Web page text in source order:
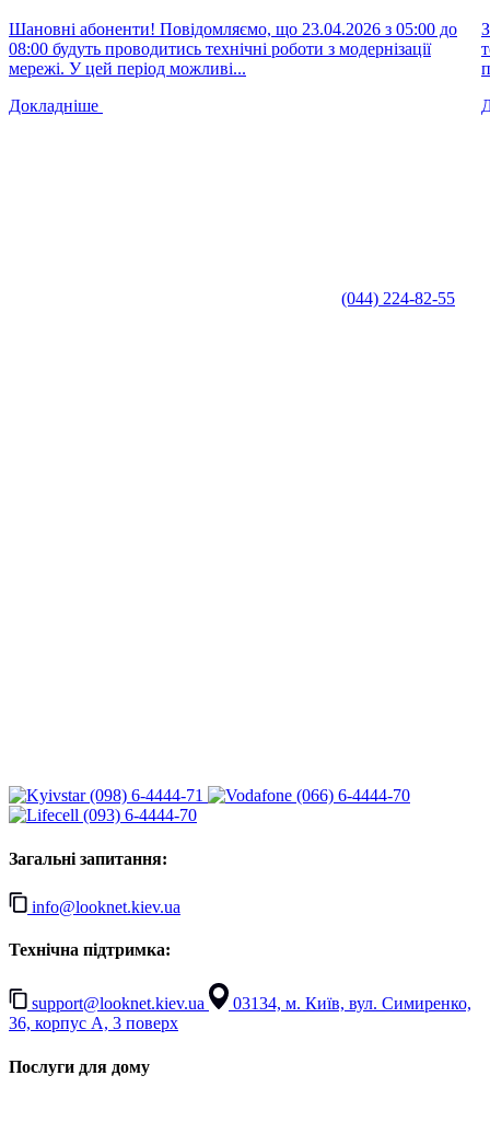
Шановні абоненти! Повідомляємо, що 23.04.2026 з 05:00 до
08:00 будуть проводитись технічні роботи з модернізації
мережі. У цей період можливі...
Докладніше
(044) 224-82-55
(098) 6-4444-71
(066) 6-4444-70
(093) 6-4444-70
Загальні запитання:
info@looknet.kiev.ua
Технічна підтримка:
support@looknet.kiev.ua
03134, м. Київ, вул. Симиренко,
36, корпус А, 3 поверх
Послуги для дому